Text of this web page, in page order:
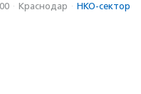
· Краснодар · НКО-сектор